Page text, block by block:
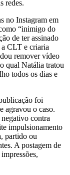
redes.
no Instagram em
“inimigo do
de ter assinado
a CLT e criaria
remover vídeo
qual Natália tratou
todos os dias e
foi
agravou o caso.
contra
impulsionamento
partido ou
A postagem de